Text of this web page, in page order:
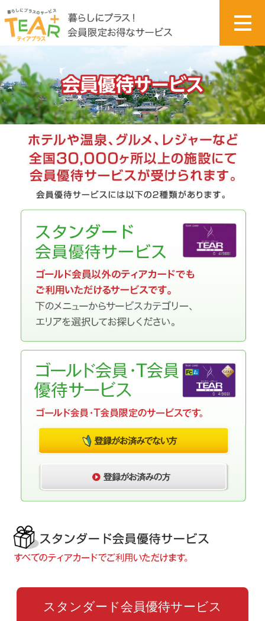
スタンダード会員優待サービス
サービスカテゴリー
東海エリア
ニチイケアセンター茜部
ご見学後のランチお試し